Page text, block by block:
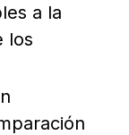
a la
los